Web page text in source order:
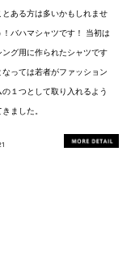
とある方は多いかもしれませ
！バハマシャツです！ 当初は
ング用に作られたシャツです
なっては若者がファッション
の１つとして取り入れるよう
ました。